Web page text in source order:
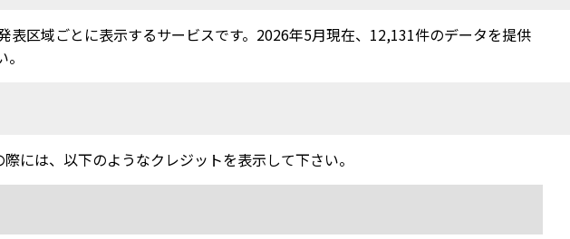
表区域ごとに表示するサービスです。2026年5月現在、12,131件のデータを提供
には、以下のようなクレジットを表示して下さい。